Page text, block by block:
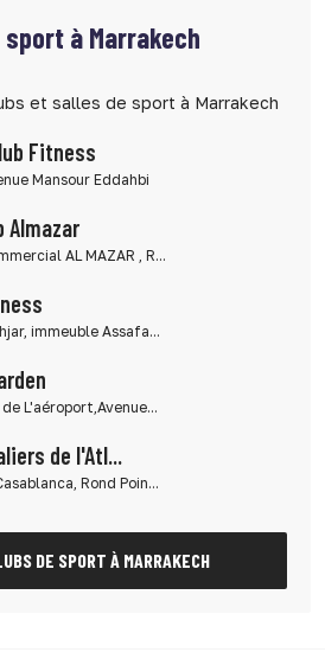
à Marrakech
et salles de sport à Marrakech
Fitness
Mansour Eddahbi
Almazar
AL MAZAR , R...
immeuble Assafa...
L'aéroport,Avenue...
de l'Atl...
Rond Poin...
DE SPORT À MARRAKECH